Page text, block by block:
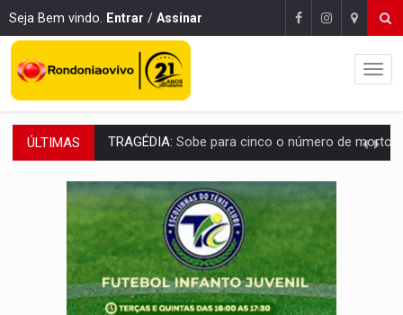
Seja Bem vindo. Entrar / Assinar
ÚLTIMAS TRANSPORTE DE ARROZ:MPF assegura cumprimento da legislação sobre transporte
DEEPFAKE:Sancionada lei contra violência sexual infantil na
COLEGIADO:Brasil e Rússia discutem energia nuclear, defesa e
URGENTE:Colisão entre caminhão e carro deixa quatro mortos e um em
ENCONTRO:Amazônia Negra ganha projeção nacional com participação de